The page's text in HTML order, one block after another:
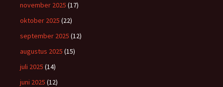
november 2025 (17)
oktober 2025 (22)
september 2025 (12)
augustus 2025 (15)
juli 2025 (14)
juni 2025 (12)